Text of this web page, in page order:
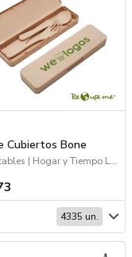
Cubiertos Bone
Sustentables | Hogar y Tiempo Libre
4335 un.